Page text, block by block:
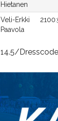
Hietanen
Veli-Erkki
Paavola
14.5/